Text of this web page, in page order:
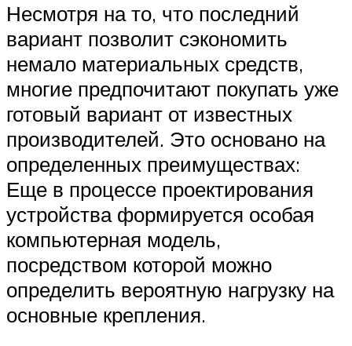
Несмотря на то, что последний
вариант позволит сэкономить
немало материальных средств,
многие предпочитают покупать уже
готовый вариант от известных
производителей. Это основано на
определенных преимуществах:
Еще в процессе проектирования
устройства формируется особая
компьютерная модель,
посредством которой можно
определить вероятную нагрузку на
основные крепления.